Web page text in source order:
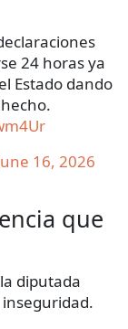
24 horas ya
Estado dando
16, 2026
que
diputada